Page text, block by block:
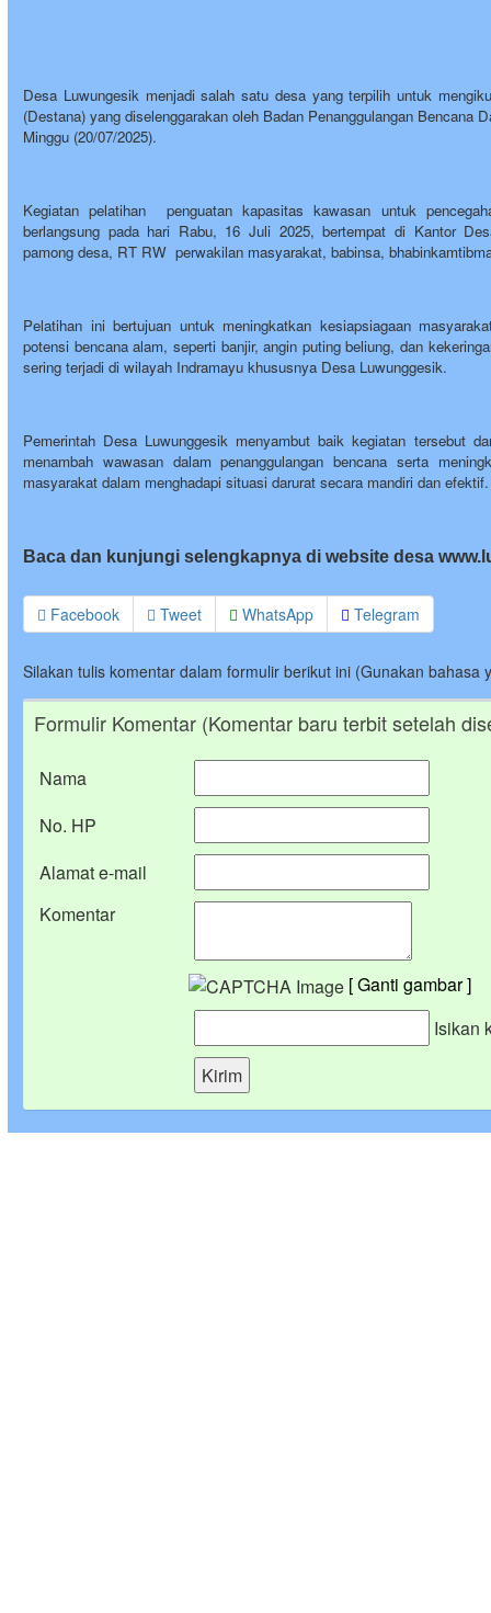
Desa Luwungesik menjadi salah satu desa yang terpilih untuk
(Destana) yang diselenggarakan oleh Badan Penanggulangan Bencana
Minggu (20/07/2025).
Kegiatan pelatihan penguatan kapasitas kawasan untuk
berlangsung pada hari Rabu, 16 Juli 2025, bertempat di Kantor
pamong desa, RT RW perwakilan masyarakat, babinsa,
Pelatihan ini bertujuan untuk meningkatkan kesiapsiagaan
potensi bencana alam, seperti banjir, angin puting beliung, dan
sering terjadi di wilayah Indramayu khususnya Desa Luwunggesik.
Pemerintah Desa Luwunggesik menyambut baik kegiatan tersebut
menambah wawasan dalam penanggulangan bencana serta
masyarakat dalam menghadapi situasi darurat secara mandiri dan efektif.
Baca dan kunjungi selengkapnya di website desa
Facebook Tweet WhatsApp Telegram
Silakan tulis komentar dalam formulir berikut ini (Gunakan bahasa
Formulir Komentar (Komentar baru terbit setelah
Nama
No. HP
Alamat e-mail
Komentar
[ Ganti gambar ]
Isikan